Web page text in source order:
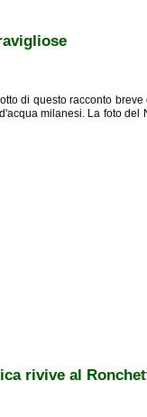
di questo racconto
milanesi. La foto
rivive al